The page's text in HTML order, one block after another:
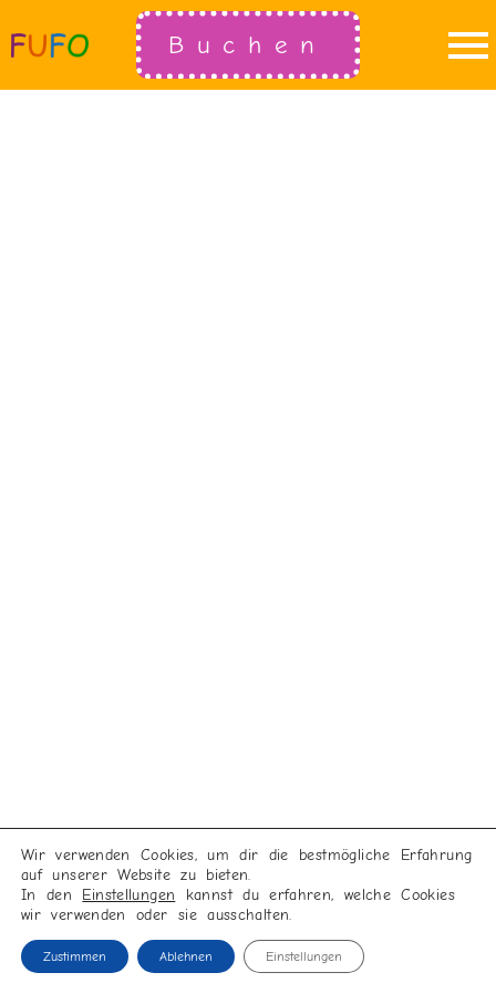
Buchen
Wir verwenden Cookies, um dir die bestmögliche Erfahrung
auf unserer Website zu bieten.
In den Einstellungen kannst du erfahren, welche Cookies
wir verwenden oder sie ausschalten.
Zustimmen Ablehnen Einstellungen